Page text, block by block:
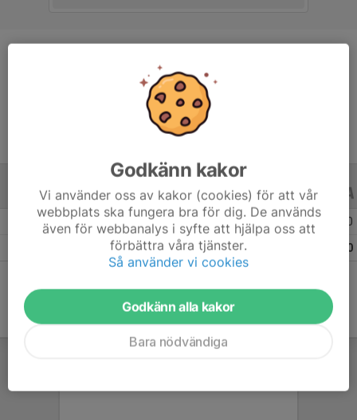
7 år
ALLA SERIER ALLA ÅR
Säsongen 24/25 0
0
Godkänn kakor
Vi använder oss av kakor (cookies) för att vår
webbplats ska fungera bra för dig. De används
även för webbanalys i syfte att hjälpa oss att
förbättra våra tjänster.
Så använder vi cookies
Godkänn alla kakor
Bara nödvändiga